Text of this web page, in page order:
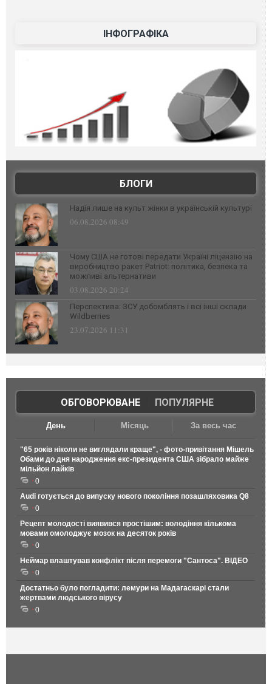
ІНФОГРАФІКА
БЛОГИ
Надія лише на культ жінки в українській культурі
06.08.2026 08:49
Чому США не готові передати Україні ліцензію на
виробництво ракет Patriot: політика, безпека та
можливі альтернативи
03.08.2026 20:24
Перспектива: ЗСУ добомблять і всі інші склади
Wildberries
23.07.2026 11:31
ОБГОВОРЮВАНЕ| ПОПУЛЯРНЕ
День Місяць За весь час
"65 років ніколи не виглядали краще", - фото-привітання Мішель
Обами до дня народження екс-президента США зібрало майже
мільйон лайків
0
Audi готується до випуску нового покоління позашляховика Q8
0
Рецепт молодості виявився простішим: володіння кількома
мовами омолоджує мозок на десяток років
0
Неймар влаштував конфлікт після перемоги "Сантоса". ВІДЕО
0
Достатньо було погладити: лемури на Мадагаскарі стали
жертвами людського вірусу
0